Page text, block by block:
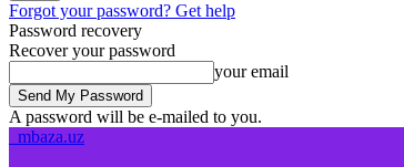
Forgot your password? Get help
Password recovery
Recover your password
your email
A password will be e-mailed to you.
mbaza.uz